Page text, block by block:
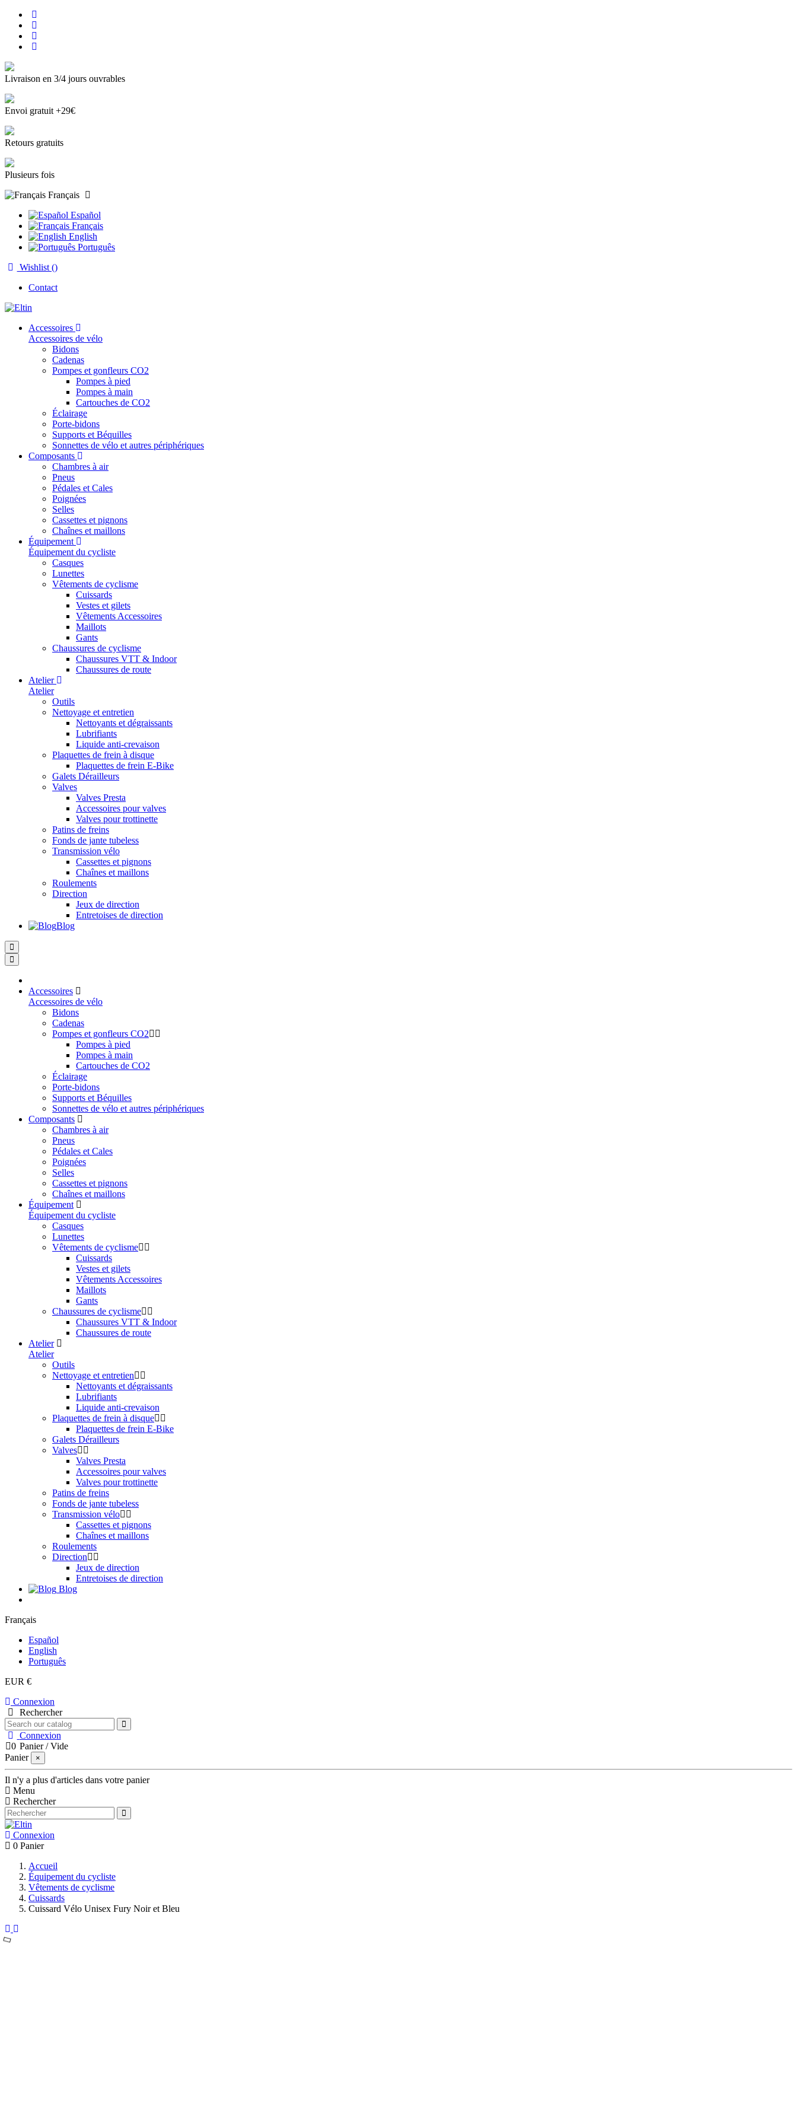
Livraison en 3/4 jours ouvrables
Envoi gratuit +29€
Retours gratuits
Plusieurs fois
Français
Español
Français
English
Português
Wishlist ()
Contact
Accessoires
Accessoires de vélo
Bidons
Cadenas
Pompes et gonfleurs CO2
Pompes à pied
Pompes à main
Cartouches de CO2
Éclairage
Porte-bidons
Supports et Béquilles
Sonnettes de vélo et autres périphériques
Composants
Chambres à air
Pneus
Pédales et Cales
Poignées
Selles
Cassettes et pignons
Chaînes et maillons
Équipement
Équipement du cycliste
Casques
Lunettes
Vêtements de cyclisme
Cuissards
Vestes et gilets
Vêtements Accessoires
Maillots
Gants
Chaussures de cyclisme
Chaussures VTT & Indoor
Chaussures de route
Atelier
Atelier
Outils
Nettoyage et entretien
Nettoyants et dégraissants
Lubrifiants
Liquide anti-crevaison
Plaquettes de frein à disque
Plaquettes de frein E-Bike
Galets Dérailleurs
Valves
Valves Presta
Accessoires pour valves
Valves pour trottinette
Patins de freins
Fonds de jante tubeless
Transmission vélo
Cassettes et pignons
Chaînes et maillons
Roulements
Direction
Jeux de direction
Entretoises de direction
Blog
Accessoires
Accessoires de vélo
Bidons
Cadenas
Pompes et gonfleurs CO2
Pompes à pied
Pompes à main
Cartouches de CO2
Éclairage
Porte-bidons
Supports et Béquilles
Sonnettes de vélo et autres périphériques
Composants
Chambres à air
Pneus
Pédales et Cales
Poignées
Selles
Cassettes et pignons
Chaînes et maillons
Équipement
Équipement du cycliste
Casques
Lunettes
Vêtements de cyclisme
Cuissards
Vestes et gilets
Vêtements Accessoires
Maillots
Gants
Chaussures de cyclisme
Chaussures VTT & Indoor
Chaussures de route
Atelier
Atelier
Outils
Nettoyage et entretien
Nettoyants et dégraissants
Lubrifiants
Liquide anti-crevaison
Plaquettes de frein à disque
Plaquettes de frein E-Bike
Galets Dérailleurs
Valves
Valves Presta
Accessoires pour valves
Valves pour trottinette
Patins de freins
Fonds de jante tubeless
Transmission vélo
Cassettes et pignons
Chaînes et maillons
Roulements
Direction
Jeux de direction
Entretoises de direction
Blog
Français
Español
English
Português
EUR €
Connexion
Rechercher
Connexion
0 Panier /Vide
Panier
×
Il n'y a plus d'articles dans votre panier
Menu
Rechercher
Connexion
0 Panier
Accueil
Équipement du cycliste
Vêtements de cyclisme
Cuissards
Cuissard Vélo Unisex Fury Noir et Bleu